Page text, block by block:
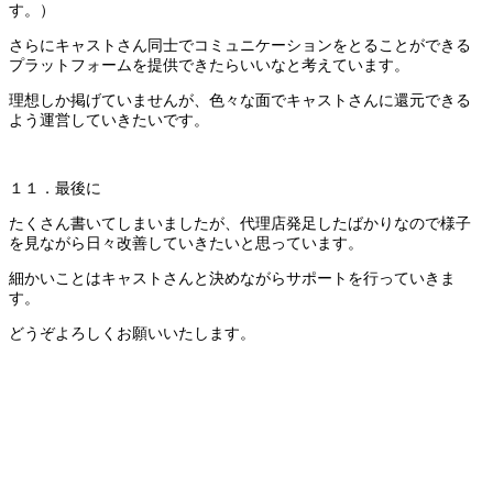
す。）
さらにキャストさん同士でコミュニケーションをとることができる
プラットフォームを提供できたらいいなと考えています。
理想しか掲げていませんが、色々な面でキャストさんに還元できる
よう運営していきたいです。
１１．最後に
たくさん書いてしまいましたが、代理店発足したばかりなので様子
を見ながら 日々改善していきたいと思っています。
細かいことはキャストさんと決めながらサポートを行っていきま
す。
どうぞよろしくお願いいたします。